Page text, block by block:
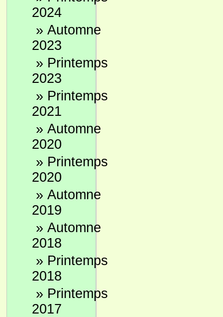
2024
» Automne
2023
» Printemps
2023
» Printemps
2021
» Automne
2020
» Printemps
2020
» Automne
2019
» Automne
2018
» Printemps
2018
» Printemps
2017